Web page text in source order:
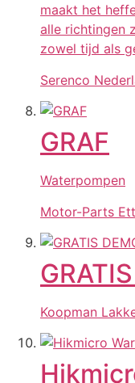
maakt het
alle richtingen
zowel tijd als
Serenco
GRAF
Waterpompen
Motor-Parts
Koopman